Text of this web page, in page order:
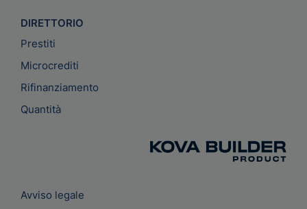
DIRETTORIO
Prestiti
Microcrediti
Rifinanziamento
Quantità
Avviso legale